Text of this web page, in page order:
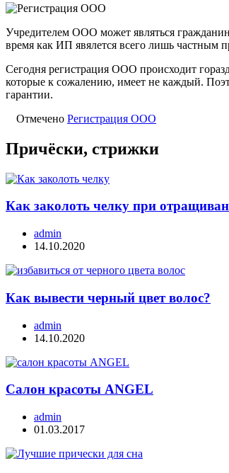
Учредителем ООО может являться
время как ИП явялется всего лишь частным
Сегодня регистрация ООО происходит
которые к сожалению, имеет не каждый.
гарантии.
Отмечено Регистрация ООО
Причёски, стрижки
Как заколоть челку при
admin
14.10.2020
Как вывести черный цвет волос?
admin
14.10.2020
Салон красоты ANGEL
admin
01.03.2017